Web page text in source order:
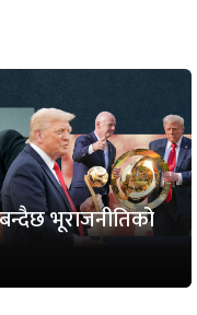
भूराजनीतिको